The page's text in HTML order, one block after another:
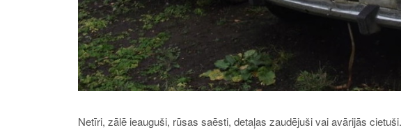
Netīri, zālē ieauguši, rūsas saēsti, detaļas zaudējuši vai avārijās